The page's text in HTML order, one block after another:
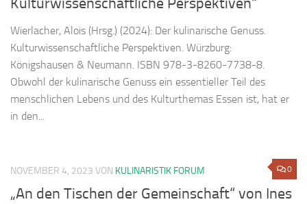
Kulturwissenschaftliche Perspektiven“
Wierlacher, Alois (Hrsg.) (2024): Der kulinarische Genuss.
Kulturwissenschaftliche Perspektiven. Würzburg:
Königshausen & Neumann. ISBN 978-3-8260-7738-8.
Obwohl der kulinarische Genuss ein essentieller Teil des
menschlichen Lebens und des Kulturthemas Essen ist, hat er
in den...
0
NOVEMBER 4, 2023 VON KULINARISTIK FORUM
„An den Tischen der Gemeinschaft“ von Ines